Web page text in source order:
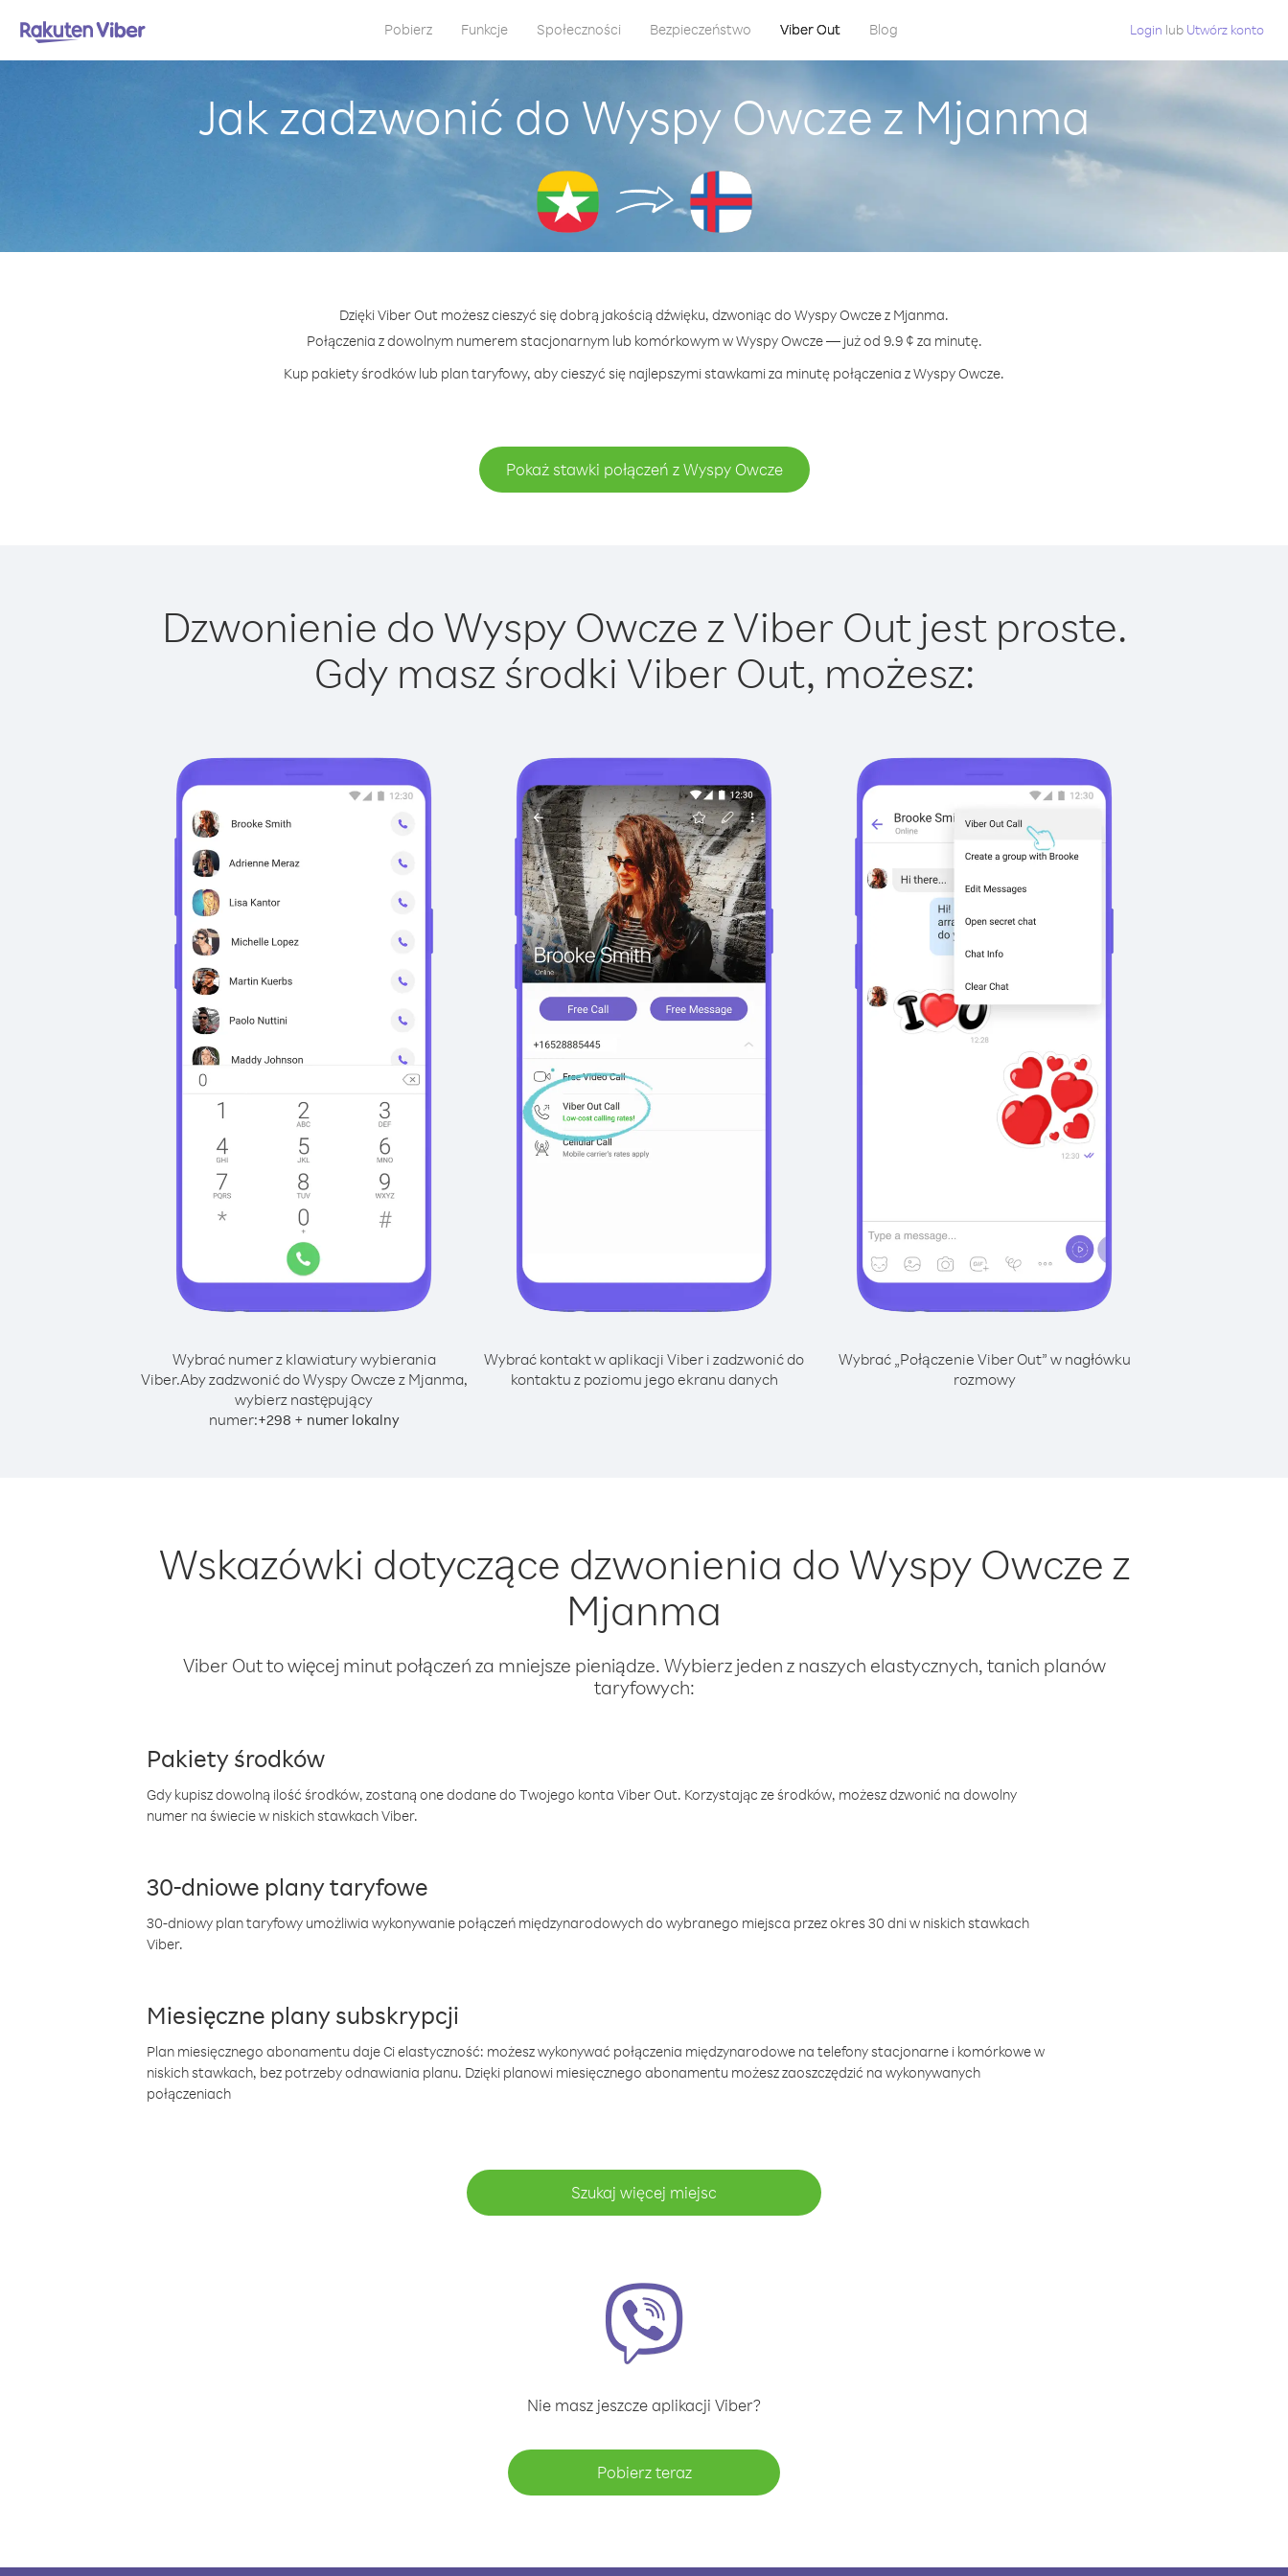
Pobierz Funkcje Społeczności Bezpieczeństwo Viber Out Blog Login lub Utwórz konto
Jak zadzwonić do Wyspy Owcze z Mjanma
Dzięki Viber Out możesz cieszyć się dobrą jakością dźwięku, dzwoniąc do Wyspy Owcze z Mjanma.
Połączenia z dowolnym numerem stacjonarnym lub komórkowym w Wyspy Owcze — już od 9.9 ¢ za minutę.
Kup pakiety środków lub plan taryfowy, aby cieszyć się najlepszymi stawkami za minutę połączenia z Wyspy Owcze.
Pokaż stawki połączeń z Wyspy Owcze
Dzwonienie do Wyspy Owcze z Viber Out jest proste.
Gdy masz środki Viber Out, możesz:
Wybrać numer z klawiatury wybierania
Viber.Aby zadzwonić do Wyspy Owcze z Mjanma,
wybierz następujący
numer:+298 + numer lokalny
Wybrać kontakt w aplikacji Viber i zadzwonić do
kontaktu z poziomu jego ekranu danych
Wybrać „Połączenie Viber Out” w nagłówku
rozmowy
Wskazówki dotyczące dzwonienia do Wyspy Owcze z
Mjanma
Viber Out to więcej minut połączeń za mniejsze pieniądze. Wybierz jeden z naszych elastycznych, tanich planów
taryfowych:
Pakiety środków
Gdy kupisz dowolną ilość środków, zostaną one dodane do Twojego konta Viber Out. Korzystając ze środków, możesz dzwonić na dowolny
numer na świecie w niskich stawkach Viber.
30-dniowe plany taryfowe
30-dniowy plan taryfowy umożliwia wykonywanie połączeń międzynarodowych do wybranego miejsca przez okres 30 dni w niskich stawkach
Viber.
Miesięczne plany subskrypcji
Plan miesięcznego abonamentu daje Ci elastyczność: możesz wykonywać połączenia międzynarodowe na telefony stacjonarne i komórkowe w
niskich stawkach, bez potrzeby odnawiania planu. Dzięki planowi miesięcznego abonamentu możesz zaoszczędzić na wykonywanych
połączeniach
Szukaj więcej miejsc
Nie masz jeszcze aplikacji Viber?
Pobierz teraz